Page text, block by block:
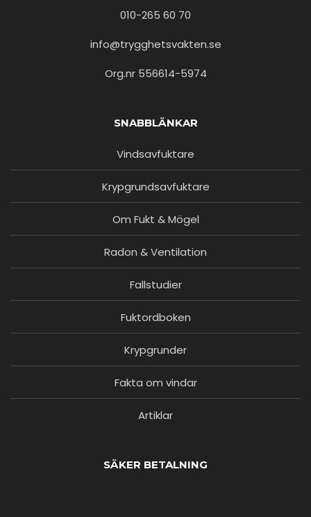
010-265 60 70
info@trygghetsvakten.se
Org.nr 556614-5974
SNABBLÄNKAR
Vindsavfuktare
Krypgrundsavfuktare
Om Fukt & Mögel
Radon & Ventilation
Fallstudier
Fuktordboken
Krypgrunder
Fakta om vindar
Artiklar
SÄKER BETALNING